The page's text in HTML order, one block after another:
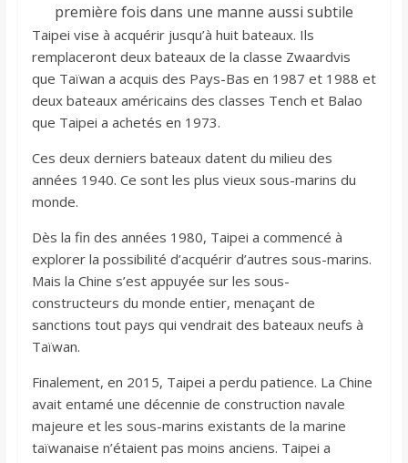
première fois dans une manne aussi subtile
Taipei vise à acquérir jusqu’à huit bateaux. Ils
remplaceront deux bateaux de la classe Zwaardvis
que Taïwan a acquis des Pays-Bas en 1987 et 1988 et
deux bateaux américains des classes Tench et Balao
que Taipei a achetés en 1973.
Ces deux derniers bateaux datent du milieu des
années 1940. Ce sont les plus vieux sous-marins du
monde.
Dès la fin des années 1980, Taipei a commencé à
explorer la possibilité d’acquérir d’autres sous-marins.
Mais la Chine s’est appuyée sur les sous-
constructeurs du monde entier, menaçant de
sanctions tout pays qui vendrait des bateaux neufs à
Taïwan.
Finalement, en 2015, Taipei a perdu patience. La Chine
avait entamé une décennie de construction navale
majeure et les sous-marins existants de la marine
taïwanaise n’étaient pas moins anciens. Taipei a